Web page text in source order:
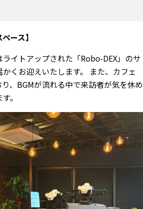
ース】
イトアップされた「Robo-DEX」のサ
くお迎えいたします。 また、カフェ
、BGMが流れる中で来訪者が気を休め
。